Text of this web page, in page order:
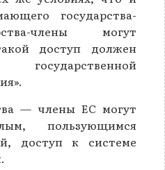
государства-
члены могут
доступ должен
государственной
— члены ЕС могут
пользующимся
доступ к системе